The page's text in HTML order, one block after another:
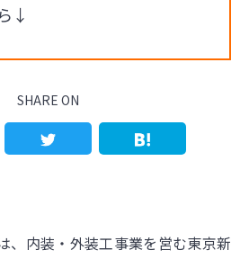
↓
SHARE ON
、内装・外装工事業を営む東京新